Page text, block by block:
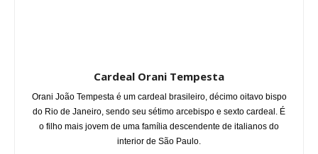
Cardeal Orani Tempesta
Orani João Tempesta é um cardeal brasileiro, décimo oitavo bispo
do Rio de Janeiro, sendo seu sétimo arcebispo e sexto cardeal. É
o filho mais jovem de uma família descendente de italianos do
interior de São Paulo.